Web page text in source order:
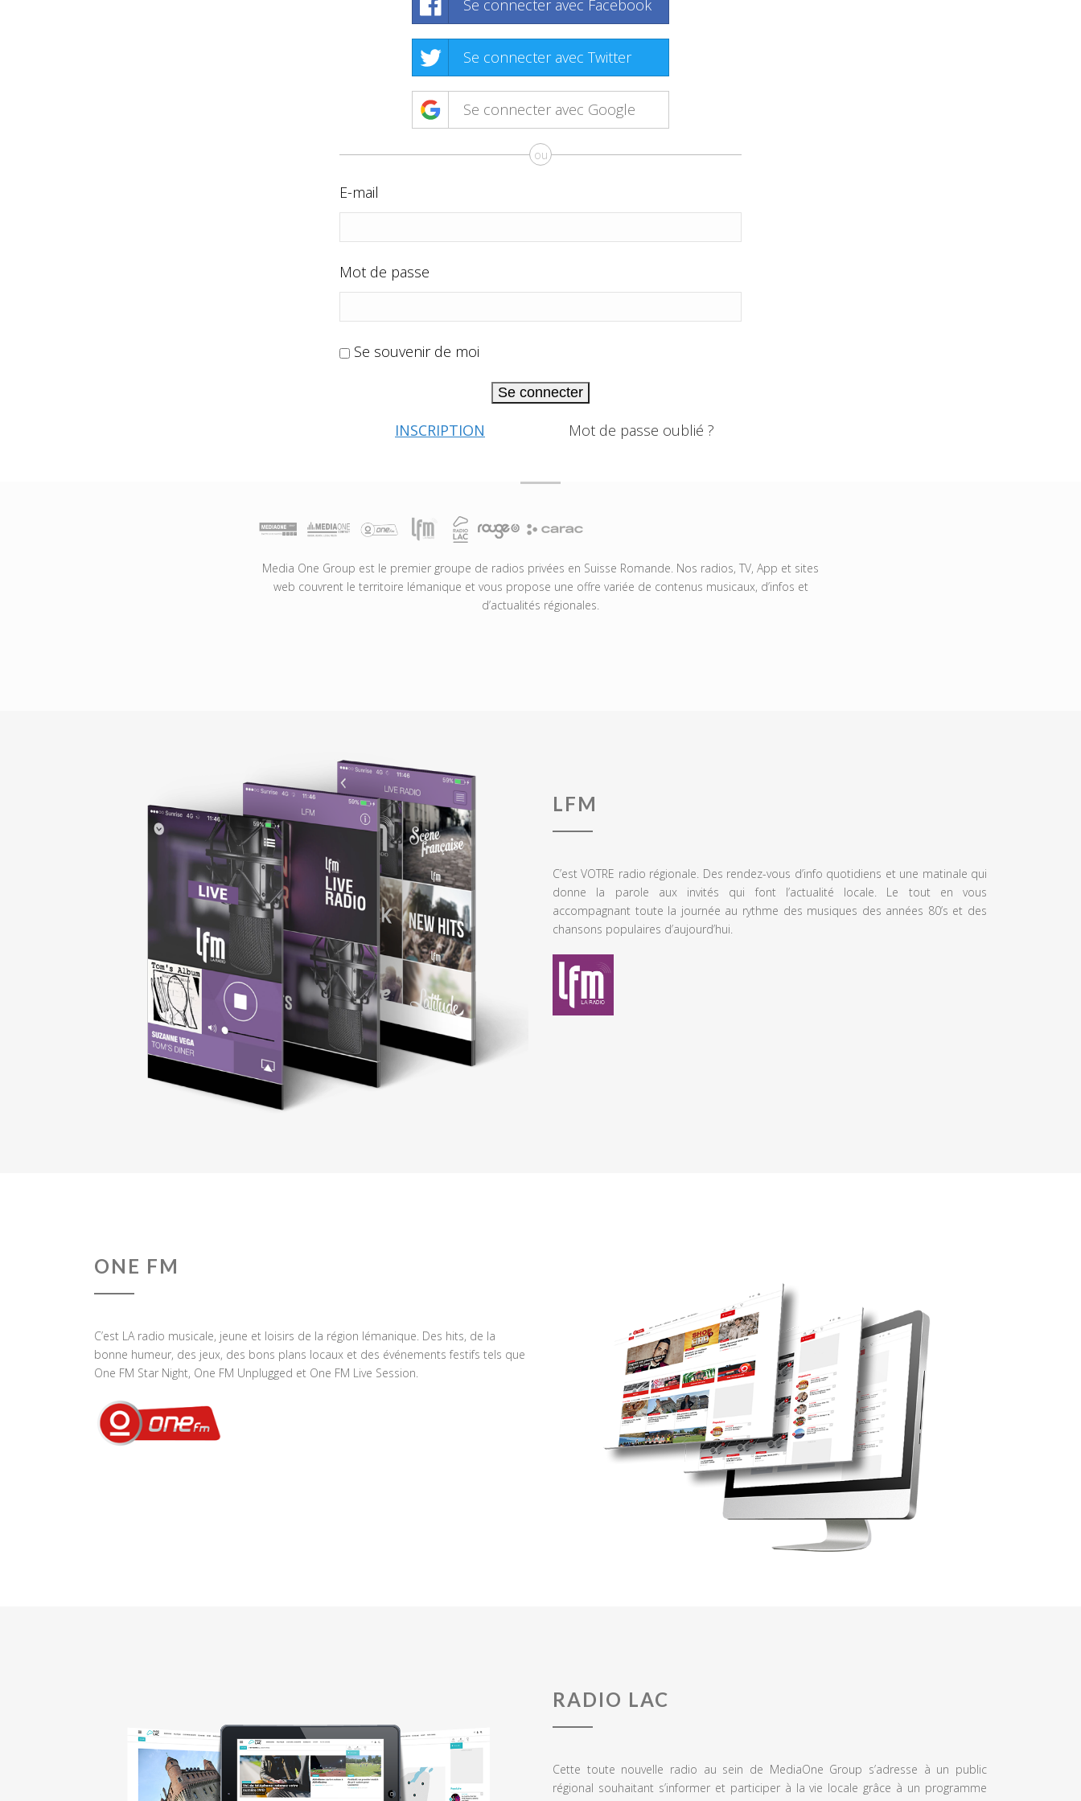
Se connecter avec Facebook
Se connecter avec Twitter
Se connecter avec Google
ou
E-mail
Mot de passe
Se souvenir de moi
Se connecter
INSCRIPTION Mot de passe oublié ?
Media One Group est le premier groupe de radios privées en Suisse Romande. Nos radios, TV, App et sites
web couvrent le territoire lémanique et vous propose une offre variée de contenus musicaux, d’infos et
d’actualités régionales.
LFM
C’est VOTRE radio régionale. Des rendez-vous d’info quotidiens et une matinale qui
donne la parole aux invités qui font l’actualité locale. Le tout en vous
accompagnant toute la journée au rythme des musiques des années 80’s et des
chansons populaires d’aujourd’hui.
ONE FM
C’est LA radio musicale, jeune et loisirs de la région lémanique. Des hits, de la
bonne humeur, des jeux, des bons plans locaux et des événements festifs tels que
One FM Star Night, One FM Unplugged et One FM Live Session.
RADIO LAC
Cette toute nouvelle radio au sein de MediaOne Group s’adresse à un public
régional souhaitant s’informer et participer à la vie locale grâce à un programme